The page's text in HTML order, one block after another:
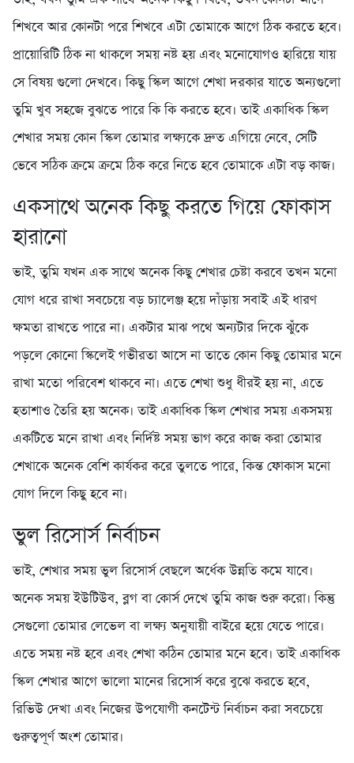
শিখবে আর কোনটা পরে শিখবে এটা তোমাকে আগে ঠিক করতে হবে।
প্রায়োরিটি ঠিক না থাকলে সময় নষ্ট হয় এবং মনোযোগও হারিয়ে যায়
সে বিষয় গুলো দেখবে। কিছু স্কিল আগে শেখা দরকার যাতে অন্যগুলো
তুমি খুব সহজে বুঝতে পারে কি কি করতে হবে। তাই একাধিক স্কিল
শেখার সময় কোন স্কিল তোমার লক্ষ্যকে দ্রুত এগিয়ে নেবে, সেটি
ভেবে সঠিক ক্রমে ক্রমে ঠিক করে নিতে হবে তোমাকে এটা বড় কাজ।
একসাথে অনেক কিছু করতে গিয়ে ফোকাস
হারানো
ভাই, তুমি যখন এক সাথে অনেক কিছু শেখার চেষ্টা করবে তখন মনো
যোগ ধরে রাখা সবচেয়ে বড় চ্যালেঞ্জ হয়ে দাঁড়ায় সবাই এই ধারণ
ক্ষমতা রাখতে পারে না। একটার মাঝ পথে অন্যটার দিকে ঝুঁকে
পড়লে কোনো স্কিলেই গভীরতা আসে না তাতে কোন কিছু তোমার মনে
রাখা মতো পরিবেশ থাকবে না। এতে শেখা শুধু ধীরই হয় না, এতে
হতাশাও তৈরি হয় অনেক। তাই একাধিক স্কিল শেখার সময় একসময়
একটিতে মনে রাখা এবং নির্দিষ্ট সময় ভাগ করে কাজ করা তোমার
শেখাকে অনেক বেশি কার্যকর করে তুলতে পারে, কিন্ত ফোকাস মনো
যোগ দিলে কিছু হবে না।
ভুল রিসোর্স নির্বাচন
ভাই, শেখার সময় ভুল রিসোর্স বেছলে অর্ধেক উন্নতি কমে যাবে।
অনেক সময় ইউটিউব, ব্লগ বা কোর্স দেখে তুমি কাজ শুরু করো। কিন্তু
সেগুলো তোমার লেভেল বা লক্ষ্য অনুযায়ী বাইরে হয়ে যেতে পারে।
এতে সময় নষ্ট হবে এবং শেখা কঠিন তোমার মনে হবে। তাই একাধিক
স্কিল শেখার আগে ভালো মানের রিসোর্স করে বুঝে করতে হবে,
রিভিউ দেখা এবং নিজের উপযোগী কনটেন্ট নির্বাচন করা সবচেয়ে
গুরুত্বপূর্ণ অংশ তোমার।